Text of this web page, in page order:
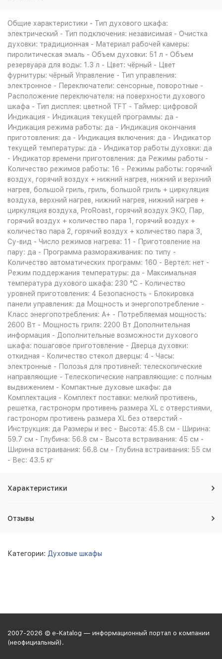
Общие характеристики - Тип духового шкафа:
электрический - Тип подключения: независимая - Очистка
духовки: традиционная - Материал рабочей камеры:
пиролитическая эмаль - Объем духовки: 51 л - Объем
резервуара для воды: 1.3 л - Цвет: чёрный - Цвет
фурнитуры: чёрный Управление - Тип управления:
электронное - Переключатели: сенсорные, поворотные -
Расположение переключателя: на поверхности духового
шкафа - Тип дисплея: цветной TFT - Таймер: цифровой
Индикация - Индикация текущей программы: да -
Индикация режима работы: да - Индикация окончания
приготовления: да - Индикация включения: да - Индикатор
текущей температуры: да - Индикатор работы духовки: да
- Индикатор времени приготовления: да Режимы работы -
Количество режимов работы: 16 - Режимы работы: горячий
воздух, горячий воздух + нижний нагрев, нижний и верхний
нагрев, большой гриль, гриль, большой гриль + циркуляция
воздуха, верхний нагрев, нижний нагрев, нижний нагрев +
циркуляция воздуха, ProRoast, горячий воздух ЭКО, Пар,
горячий воздух + количество пара 1, горячий воздух +
количество пара 2, горячий воздух + количество пара 3,
Су-вид - Число режимов нагрева: 11 - Приготовление на
пару: да - Программа размораживания: по типу -
Количество автоматических программ: 160 - Вертел: нет -
Режим поддержания температуры: да - Максимальная
температура духового шкафа: 230 °С - Количество
уровней приготовления: 4 Безопасность - Блокировка
панели управления: да Мощность и энергопотребление -
Класс энергопотребления: A+ - Потребляемая мощность:
2600 Вт - Мощность гриля: 2200 Вт Дополнительная
информация - Дополнительные возможности духового
шкафа: пошаговое приготовление - Дверца духовки:
откидная - Количество стекол дверцы: 4 - Часы:
электронные - Полозья для противней: телескопические
направляющие - Телескопические направляющие: с полным
выдвижением - Компактные духовые шкафы: да
Комплектация - Комплект поставки: мелкий противень,
решетка, гастронорм противень размера XL с отверстиями,
гастронорм противень размера XL без отверстий -
Инструкция: да Размеры и вес - Высота: 45.8 см - Ширина:
59.7 см - Глубина: 56.8 см - Высота встраивания: 45 см -
Ширина встраивания: 56.8 см - Глубина встраивания: 55 см
- Вес: 43.5 кг
Характеристики
Отзывы
Категории: Духовые шкафы
2007-2026 © e-Katalog — информационный портал о компании
(неофициальный).